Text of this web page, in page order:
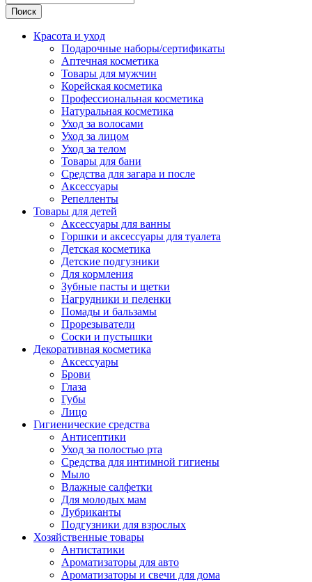
Поиск
Красота и уход
Подарочные наборы/сертификаты
Аптечная косметика
Товары для мужчин
Корейская косметика
Профессиональная косметика
Натуральная косметика
Уход за волосами
Уход за лицом
Уход за телом
Товары для бани
Средства для загара и после
Аксессуары
Репелленты
Товары для детей
Аксессуары для ванны
Горшки и аксессуары для туалета
Детская косметика
Детские подгузники
Для кормления
Зубные пасты и щетки
Нагрудники и пеленки
Помады и бальзамы
Прорезыватели
Соски и пустышки
Декоративная косметика
Аксессуары
Брови
Глаза
Губы
Лицо
Гигиенические средства
Антисептики
Уход за полостью рта
Средства для интимной гигиены
Мыло
Влажные салфетки
Для молодых мам
Лубриканты
Подгузники для взрослых
Хозяйственные товары
Антистатики
Ароматизаторы для авто
Ароматизаторы и свечи для дома